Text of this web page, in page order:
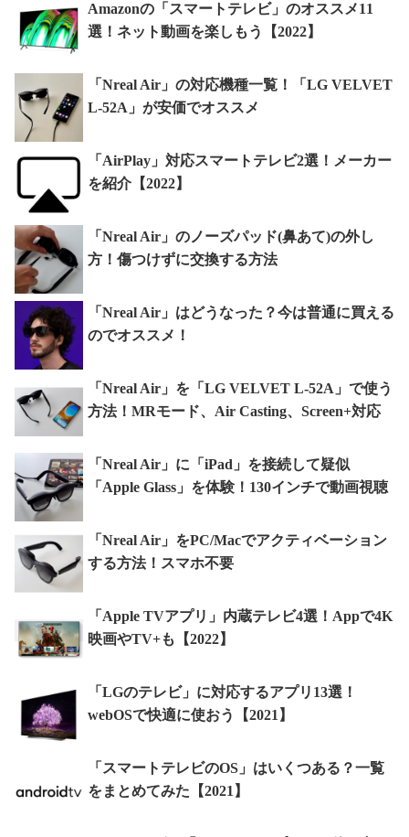
Amazonの「スマートテレビ」のオススメ11
選！ネット動画を楽しもう【2022】
「Nreal Air」の対応機種一覧！「LG VELVET
L-52A」が安価でオススメ
「AirPlay」対応スマートテレビ2選！メーカー
を紹介【2022】
「Nreal Air」のノーズパッド(鼻あて)の外し
方！傷つけずに交換する方法
「Nreal Air」はどうなった？今は普通に買える
のでオススメ！
「Nreal Air」を「LG VELVET L-52A」で使う
方法！MRモード、Air Casting、Screen+対応
「Nreal Air」に「iPad」を接続して疑似
「Apple Glass」を体験！130インチで動画視聴
「Nreal Air」をPC/Macでアクティベーション
する方法！スマホ不要
「Apple TVアプリ」内蔵テレビ4選！Appで4K
映画やTV+も【2022】
「LGのテレビ」に対応するアプリ13選！
webOSで快適に使おう【2021】
「スマートテレビのOS」はいくつある？一覧
をまとめてみた【2021】